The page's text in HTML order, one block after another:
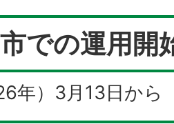
での運用開
年）3月13日から